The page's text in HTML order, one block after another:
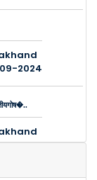
2024
2024